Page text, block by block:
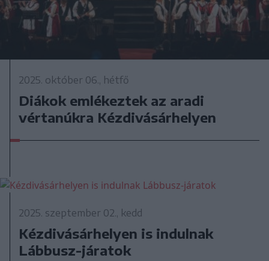
2025. október 06., hétfő
Diákok emlékeztek az aradi
vértanúkra Kézdivásárhelyen
2025. szeptember 02., kedd
Kézdivásárhelyen is indulnak
Lábbusz-járatok